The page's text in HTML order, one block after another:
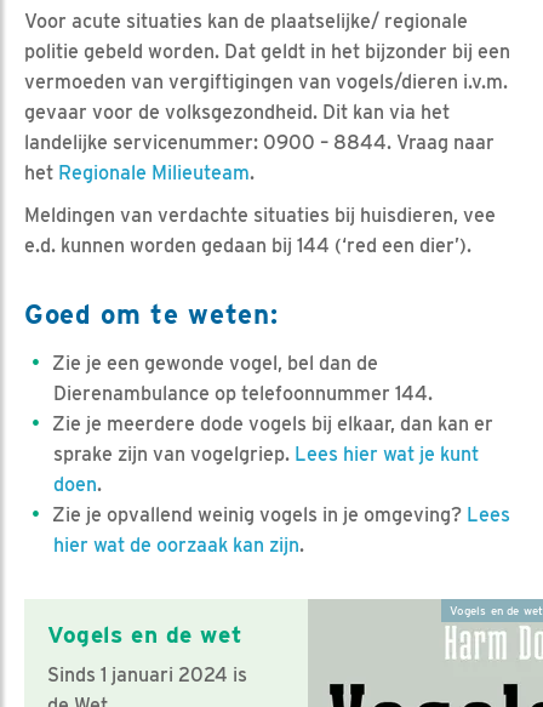
Voor acute situaties kan de plaatselijke/ regionale
politie gebeld worden. Dat geldt in het bijzonder bij een
vermoeden van vergiftigingen van vogels/dieren i.v.m.
gevaar voor de volksgezondheid. Dit kan via het
landelijke servicenummer: 0900 – 8844. Vraag naar
het Regionale Milieuteam.
Meldingen van verdachte situaties bij huisdieren, vee
e.d. kunnen worden gedaan bij 144 (‘red een dier’).
Goed om te weten:
Zie je een gewonde vogel, bel dan de
Dierenambulance op telefoonnummer 144.
Zie je meerdere dode vogels bij elkaar, dan kan er
sprake zijn van vogelgriep. Lees hier wat je kunt
doen.
Zie je opvallend weinig vogels in je omgeving? Lees
hier wat de oorzaak kan zijn.
Vogels en de
Vogels en de wet
Sinds 1 januari 2024 is